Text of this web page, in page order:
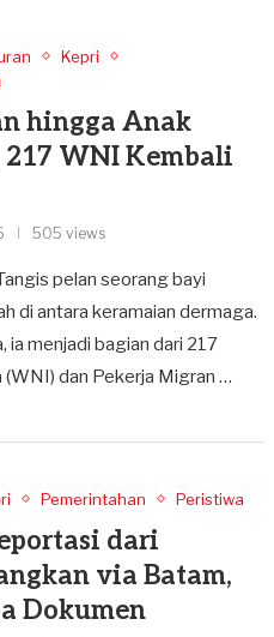
Kepri
hingga Anak
WNI Kembali
505 views
pelan seorang bayi
di antara keramaian dermaga.
ia menjadi bagian dari 217
dan Pekerja Migran …
Pemerintahan Peristiwa
dari
via Batam,
Dokumen